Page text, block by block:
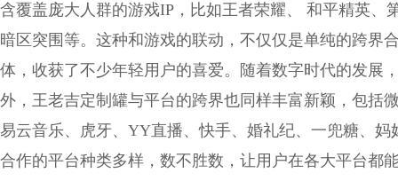
含覆盖庞大人群的游戏IP，比如王者荣耀、 和平精英、
暗区突围等。这种和游戏的联动，不仅仅是单纯的跨界
体，收获了不少年轻用户的喜爱。随着数字时代的发展
外，王老吉定制罐与平台的跨界也同样丰富新颖，包括
易云音乐、虎牙、YY直播、快手、婚礼纪、一兜糖、
合作的平台种类多样，数不胜数，让用户在各大平台都